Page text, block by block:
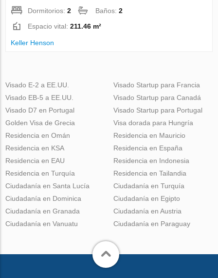
Dormitorios:2 Baños:2
Espacio vital:211.46 m²
Keller Henson
Visado E-2 a EE.UU.
Visado EB-5 a EE.UU.
Visado D7 en Portugal
Golden Visa de Grecia
Visado Startup para Francia
Visado Startup para Canadá
Visado Startup para Portugal
Visa dorada para Hungría
Residencia en Omán
Residencia en KSA
Residencia en EAU
Residencia en Turquía
Residencia en Mauricio
Residencia en España
Residencia en Indonesia
Residencia en Tailandia
Ciudadanía en Santa Lucía
Ciudadanía en Dominica
Ciudadanía en Granada
Ciudadanía en Vanuatu
Ciudadanía en Turquía
Ciudadanía en Egipto
Ciudadanía en Austria
Ciudadanía en Paraguay